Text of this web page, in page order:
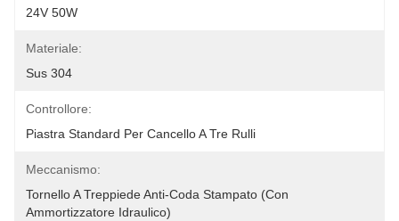
24V 50W
Materiale:
Sus 304
Controllore:
Piastra Standard Per Cancello A Tre Rulli
Meccanismo:
Tornello A Treppiede Anti-Coda Stampato (con
Ammortizzatore Idraulico)